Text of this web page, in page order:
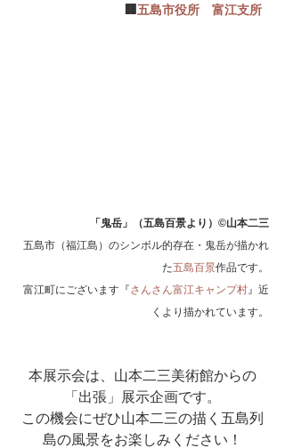
🏢 五島市役所　富江支所
「鬼岳」（五島百景より）©山本二三
五島市（福江島）のシンボル的存在・鬼岳が描かれ
た五島百景作品です。
富江町にございます『さんさん富江キャンプ村』近
くより描かれています。
本展示会は、山本二三美術館からの
「出張」展示企画です。
この機会にぜひ山本二三の描く五島列
島の風景をお楽しみください！